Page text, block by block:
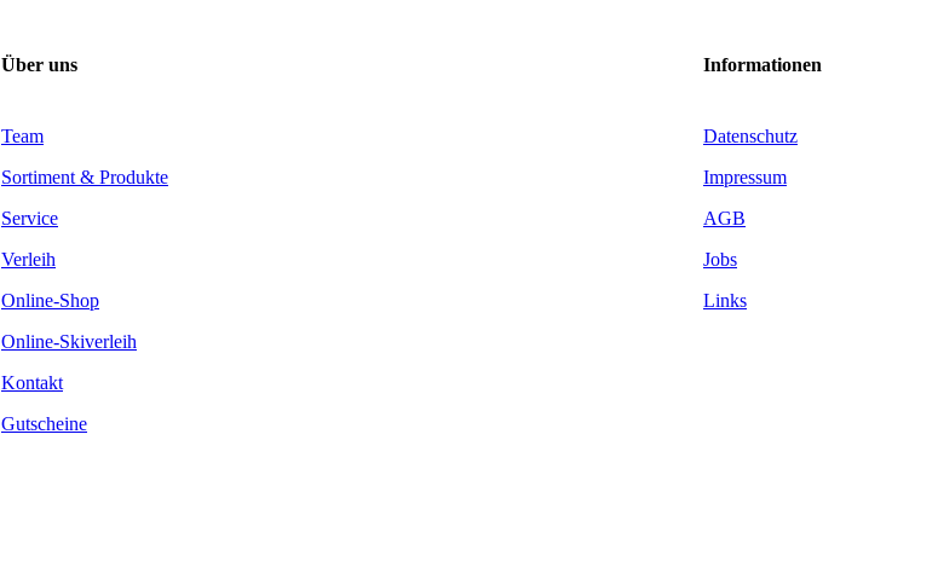
Über uns Informationen
Team
Sortiment & Produkte
Service
Verleih
Online-Shop
Online-Skiverleih
Kontakt
Gutscheine
Datenschutz
Impressum
AGB
Jobs
Links